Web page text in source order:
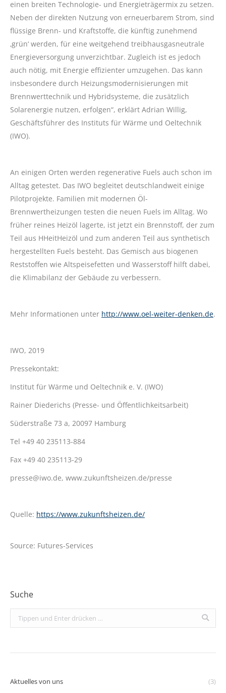
einen breiten Technologie- und Energieträgermix zu setzen.
Neben der direkten Nutzung von erneuerbarem Strom, sind
flüssige Brenn- und Kraftstoffe, die künftig zunehmend
‚grün‘ werden, für eine weitgehend treibhausgasneutrale
Energieversorgung unverzichtbar. Zugleich ist es jedoch
auch nötig, mit Energie effizienter umzugehen. Das kann
insbesondere durch Heizungsmodernisierungen mit
Brennwerttechnik und Hybridsysteme, die zusätzlich
Solarenergie nutzen, erfolgen“, erklärt Adrian Willig,
Geschäftsführer des Instituts für Wärme und Oeltechnik
(IWO).
An einigen Orten werden regenerative Fuels auch schon im
Alltag getestet. Das IWO begleitet deutschlandweit einige
Pilotprojekte. Familien mit modernen Öl-
Brennwertheizungen testen die neuen Fuels im Alltag. Wo
früher reines Heizöl lagerte, ist jetzt ein Brennstoff, der zum
Teil aus HHeitHeizöl und zum anderen Teil aus synthetisch
hergestellten Fuels besteht. Das Gemisch aus biogenen
Reststoffen wie Altspeisefetten und Wasserstoff hilft dabei,
die Klimabilanz der Gebäude zu verbessern.
Mehr Informationen unter http://www.oel-weiter-denken.de.
IWO, 2019
Pressekontakt:
Institut für Wärme und Oeltechnik e. V. (IWO)
Rainer Diederichs (Presse- und Öffentlichkeitsarbeit)
Süderstraße 73 a, 20097 Hamburg
Tel +49 40 235113-884
Fax +49 40 235113-29
presse@iwo.de, www.zukunftsheizen.de/presse
Quelle: https://www.zukunftsheizen.de/
Source: Futures-Services
Suche
Search:
Aktuelles von uns
(3)